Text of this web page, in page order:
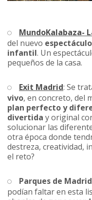
MundoKalabaza-
del nuevo espectáculo
infantil. Un
pequeños de la casa.
Exit Madrid: Se
vivo, en concreto, del
plan perfecto y
divertida y original
solucionar las
otra época donde
destreza, creatividad,
el reto?
Parques de Madrid
podían faltar en esta